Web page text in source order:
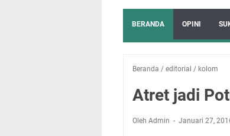
BERANDA OPINI
Beranda / editorial / kolom
Atret jadi
Oleh Admin Januari 27,